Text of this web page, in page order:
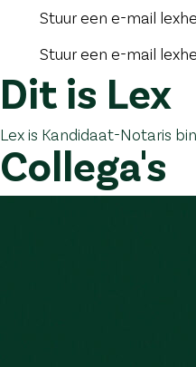
Stuur een e-mail
Stuur een e-mail
Dit is Lex
Lex is Kandidaat-Notaris
Collega's